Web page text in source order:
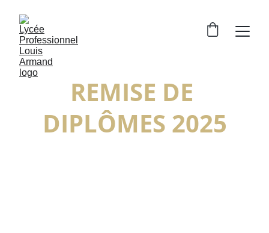
REMISE DE
DIPLÔMES 2025